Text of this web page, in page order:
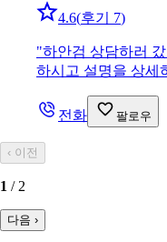
4.6(후기 7)
"하안검 상담하러
하시고 설명을 상세
전화 팔로우
‹ 이전
1 / 2
다음 ›